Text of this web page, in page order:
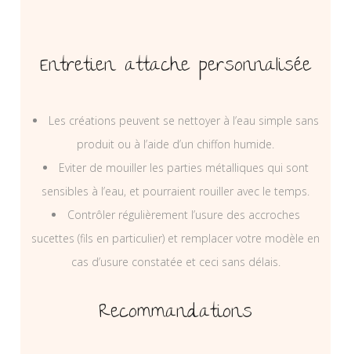
Entretien attache personnalisée
Les créations peuvent se nettoyer à l’eau simple sans
produit ou à l’aide d’un chiffon humide.
Eviter de mouiller les parties métalliques qui sont
sensibles à l’eau, et pourraient rouiller avec le temps.
Contrôler régulièrement l’usure des accroches
sucettes (fils en particulier) et remplacer votre modèle en
cas d’usure constatée et ceci sans délais.
Recommandations